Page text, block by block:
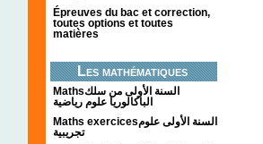
Épreuves du bac et correction,
toutes options et toutes
matières
Les mathématiques
Mathsالسنة الأولى من سلك
الباكالوريا علوم رياضية
Maths exercicesالسنة الأولى علوم
تجريبية